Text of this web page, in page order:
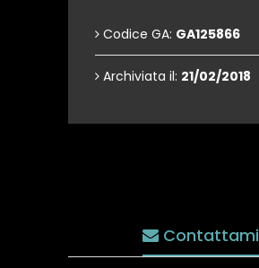
Codice GA: GA125866
Archiviata il: 21/02/2018
Contattami